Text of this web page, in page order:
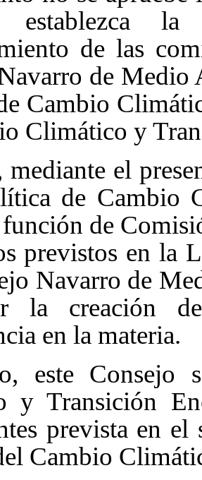
la
de las
de Medio
Cambio
Climático y
mediante el
de Cambio
función de
previstos en la
Navarro de
la creación
en la materia.
este Consejo
y Transición
prevista en el
Cambio